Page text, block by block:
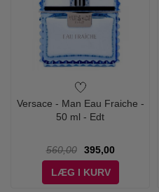
Versace - Man Eau Fraiche -
50 ml - Edt
560,00
395,00
LÆG I KURV